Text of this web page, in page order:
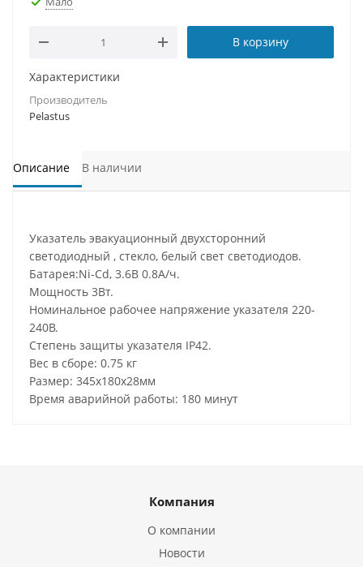
В корзину
Характеристики
Производитель
Pelastus
Описание В наличии
Указатель эвакуационный двухсторонний
светодиодный , стекло, белый свет светодиодов.
Батарея:Ni-Cd, 3.6В 0.8А/ч.
Мощность 3Вт.
Номинальное рабочее напряжение указателя 220-
240В.
Степень защиты указателя IP42.
Вес в сборе: 0.75 кг
Размер: 345х180х28мм
Время аварийной работы: 180 минут
Компания
О компании
Новости